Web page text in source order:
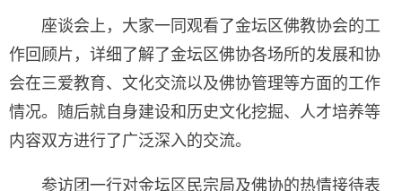
座谈会上，大家一同观看了金坛区佛教协会的工
作回顾片，详细了解了金坛区佛协各场所的发展和协
会在三爱教育、文化交流以及佛协管理等方面的工作
情况。随后就自身建设和历史文化挖掘、人才培养等
内容双方进行了广泛深入的交流。
参访团一行对金坛区民宗局及佛协的热情接待表